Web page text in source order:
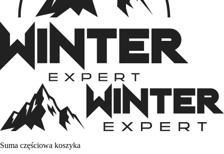
Suma częściowa koszyka